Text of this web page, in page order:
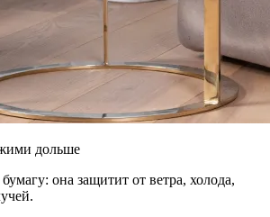
дольше
она защитит от ветра, холода,